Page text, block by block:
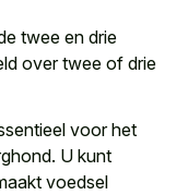
twee en drie
over twee of drie
voor het
U kunt
voedsel